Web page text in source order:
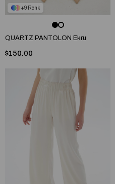
9
QUARTZ PANTOLON Ekru
$150.00